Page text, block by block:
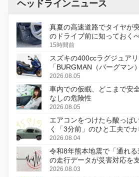
ヘッドラインニュース
真夏の高速道路でタイヤが
のドライブ前に知っておく
15時間前
スズキの400ccラグジュア
「BURGMAN（バーグマン
変更し、8月18日に発売
2026.08.05
車内での仮眠、どこまで安
なしの危険性
2026.08.05
エアコンをつけたら酸っぱ
く「3分前」のひと工夫で
2026.08.04
令和8年熊本地震で「通れ
の走行データが災害対応を
2026.08.03